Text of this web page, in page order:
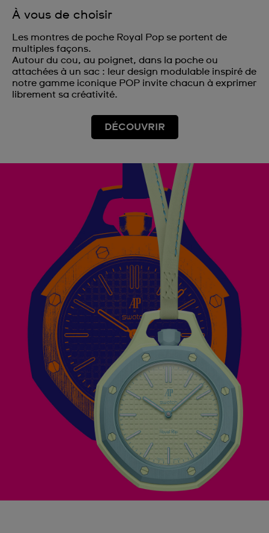
À vous de choisir
Les montres de poche Royal Pop se portent de
multiples façons.
Autour du cou, au poignet, dans la poche ou
attachées à un sac : leur design modulable inspiré de
notre gamme iconique POP invite chacun à exprimer
librement sa créativité.
DÉCOUVRIR